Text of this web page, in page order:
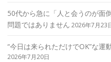
50代から急に「人と会うのが面
問題ではありません 2026年7月23
“今日は来られただけでOK”な運
2026年7月20日